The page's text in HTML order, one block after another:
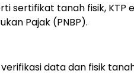
sertifikat tanah fisik, KTP
Pajak (PNBP).
data dan fisik